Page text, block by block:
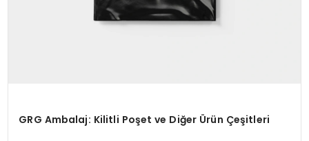
GRG Ambalaj: Kilitli Poşet ve Diğer Ürün Çeşitleri